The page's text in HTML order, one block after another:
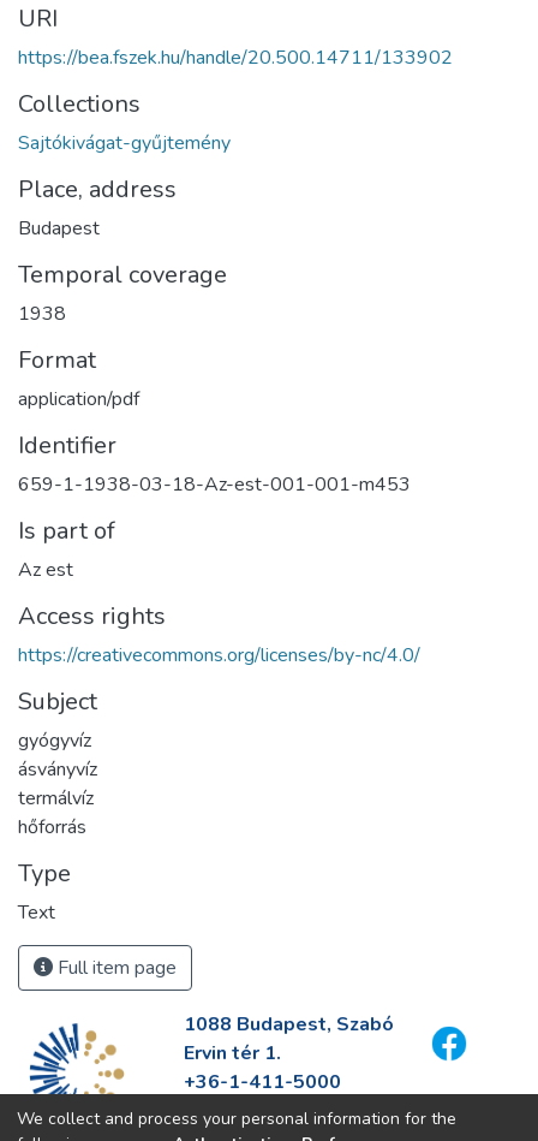
URI
https://bea.fszek.hu/handle/20.500.14711/133902
Collections
Sajtókivágat-gyűjtemény
Place, address
Budapest
Temporal coverage
1938
Format
application/pdf
Identifier
659-1-1938-03-18-Az-est-001-001-m453
Is part of
Az est
Access rights
https://creativecommons.org/licenses/by-nc/4.0/
Subject
gyógyvíz
ásványvíz
termálvíz
hőforrás
Type
Text
Full item page
1088 Budapest, Szabó
Ervin tér 1.
+36-1-411-5000
info@fszek.hu
We collect and process your personal information for the